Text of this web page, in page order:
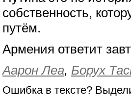
собственность,
путём.
Армения ответит
Аарон Леа, Борух
Ошибка в тексте?